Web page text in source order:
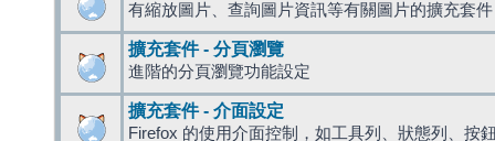
有縮放圖片、查詢圖片資訊等有關圖片的擴充套件
擴充套件 - 分頁瀏覽
進階的分頁瀏覽功能設定
擴充套件 - 介面設定
Firefox 的使用介面控制，如工具列、狀態列、按